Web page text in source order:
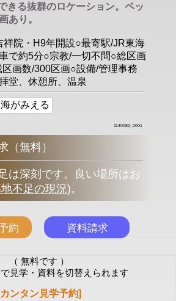
きる抜群のロケーション。ペッ
あり。
祥院・H9年開設○最寄駅/JR東海
で約5分○宗教/一切不問○総区画
画数/300区画○設備/管理事務
堂、休憩所、温泉
海がみえる
1140082_0001
（無料）
は深刻です。良い場所はお
不足の現況)。
（ 無料です ）
で見学・資料を切替えられます
ンタン見学予約]